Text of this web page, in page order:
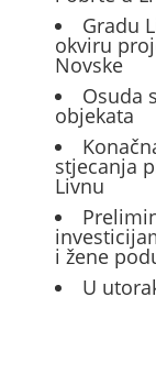
Gradu
okviru
Novske
Osuda
objekata
stjecanja
Livnu
i žene
U